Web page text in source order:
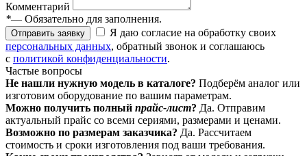
Комментарий
*— Обязательно для заполнения.
Отправить заявку
Я даю согласие на обработку своих
персональных данных, обратный звонок и соглашаюсь
с политикой конфиденциальности.
Частые вопросы
Не нашли нужную модель в каталоге? Подберём аналог или
изготовим оборудование по вашим параметрам.
Можно получить полный прайс-лист? Да. Отправим
актуальный прайс со всеми сериями, размерами и ценами.
Возможно по размерам заказчика? Да. Рассчитаем
стоимость и сроки изготовления под ваши требования.